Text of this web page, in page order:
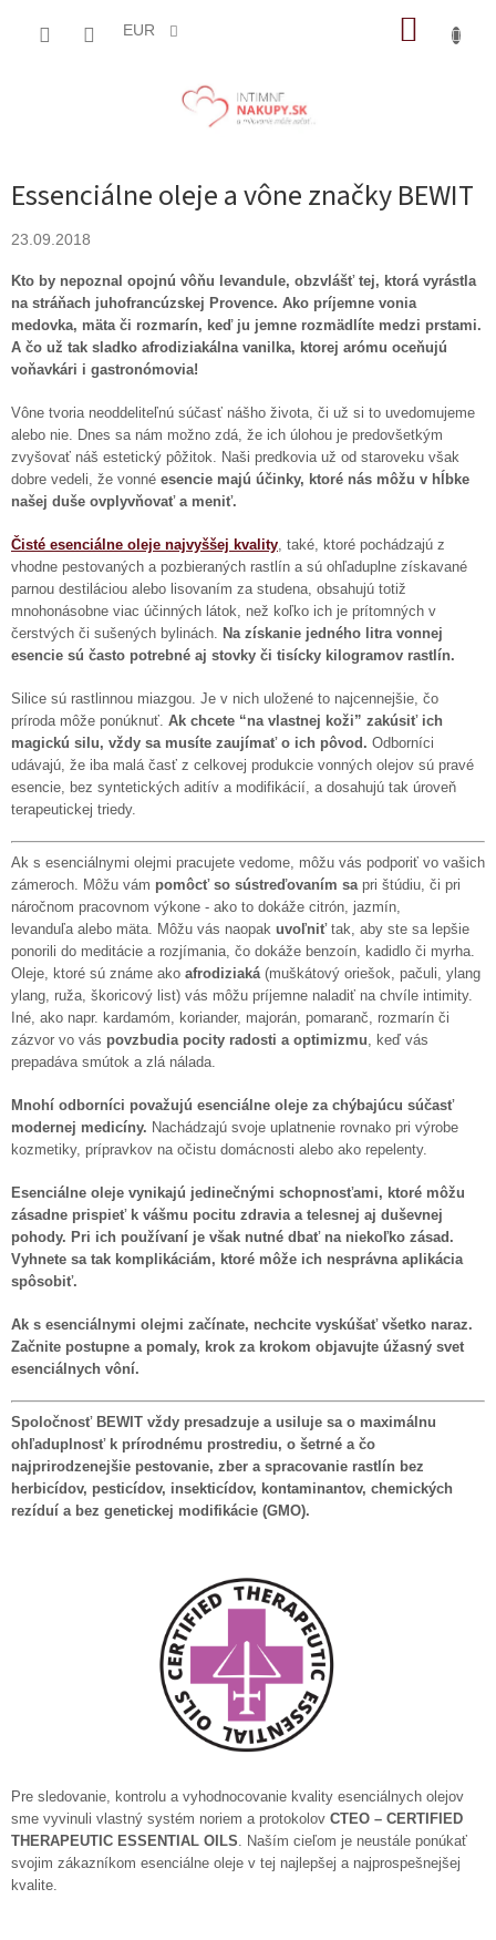
EUR
Essenciálne oleje a vône značky BEWIT
23.09.2018
Kto by nepoznal opojnú vôňu levandule, obzvlášť tej, ktorá vyrástla
na stráňach juhofrancúzskej Provence. Ako príjemne vonia
medovka, mäta či rozmarín, keď ju jemne rozmädlíte medzi prstami.
A čo už tak sladko afrodiziakálna vanilka, ktorej arómu oceňujú
voňavkári i gastronómovia!
Vône tvoria neoddeliteľnú súčasť nášho života, či už si to uvedomujeme
alebo nie. Dnes sa nám možno zdá, že ich úlohou je predovšetkým
zvyšovať náš estetický pôžitok. Naši predkovia už od staroveku však
dobre vedeli, že vonné esencie majú účinky, ktoré nás môžu v hĺbke
našej duše ovplyvňovať a meniť.
Čisté esenciálne oleje najvyššej kvality , také, ktoré pochádzajú z
vhodne pestovaných a pozbieraných rastlín a sú ohľaduplne získavané
parnou destiláciou alebo lisovaním za studena, obsahujú totiž
mnohonásobne viac účinných látok, než koľko ich je prítomných v
čerstvých či sušených bylinách.
Na získanie jedného litra vonnej
esencie sú často potrebné aj stovky či tisícky kilogramov rastlín.
Silice sú rastlinnou miazgou. Je v nich uložené to najcennejšie, čo
príroda môže ponúknuť. Ak chcete “na vlastnej koži” zakúsiť ich
magickú silu, vždy sa musíte zaujímať o ich pôvod. Odborníci
udávajú, že iba malá časť z celkovej produkcie vonných olejov sú pravé
esencie, bez syntetických aditív a modifikácií, a dosahujú tak úroveň
terapeutickej triedy.
Ak s esenciálnymi olejmi pracujete vedome, môžu vás podporiť vo vašich
zámeroch. Môžu vám pomôcť so sústreďovaním sa pri štúdiu, či pri
náročnom pracovnom výkone - ako to dokáže citrón, jazmín,
levanduľa alebo mäta. Môžu vás naopak uvoľniťtak, aby ste sa lepšie
ponorili do meditácie a rozjímania, čo dokáže benzoín, kadidlo či myrha.
Oleje, ktoré sú známe ako afrodiziaká (muškátový oriešok, pačuli, ylang
ylang, ruža, škoricový list) vás môžu príjemne naladiť na chvíle intimity.
Iné, ako napr. kardamóm, koriander, majorán, pomaranč, rozmarín či
zázvor vo vás povzbudia pocity radosti a optimizmu , keď vás
prepadáva smútok a zlá nálada.
Mnohí odborníci považujú esenciálne oleje za chýbajúcu súčasť
modernej medicíny. Nachádzajú svoje uplatnenie rovnako pri výrobe
kozmetiky, prípravkov na očistu domácnosti alebo ako repelenty.
Esenciálne oleje vynikajú jedinečnými schopnosťami, ktoré môžu
zásadne prispieť k vášmu pocitu zdravia a telesnej aj duševnej
pohody. Pri ich používaní je však nutné dbať na niekoľko zásad.
Vyhnete sa tak komplikáciám, ktoré môže ich nesprávna aplikácia
spôsobiť.
Ak s esenciálnymi olejmi začínate, nechcite vyskúšať všetko naraz.
Začnite postupne a pomaly, krok za krokom objavujte úžasný svet
esenciálnych vôní.
Spoločnosť BEWIT vždy presadzuje a usiluje sa o maximálnu
ohľaduplnosť k prírodnému prostrediu, o šetrné a čo
najprirodzenejšie pestovanie, zber a spracovanie rastlín bez
herbicídov, pesticídov, insekticídov, kontaminantov, chemických
rezíduí a bez genetickej modifikácie (GMO).
Pre sledovanie, kontrolu a vyhodnocovanie kvality esenciálnych olejov
sme vyvinuli vlastný systém noriem a protokolov CTEO – CERTIFIED
THERAPEUTIC ESSENTIAL OILS . Naším cieľom je neustále ponúkať
svojim zákazníkom esenciálne oleje v tej najlepšej a najprospešnejšej
kvalite.